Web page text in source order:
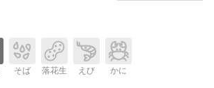
そば 落花生 えび かに